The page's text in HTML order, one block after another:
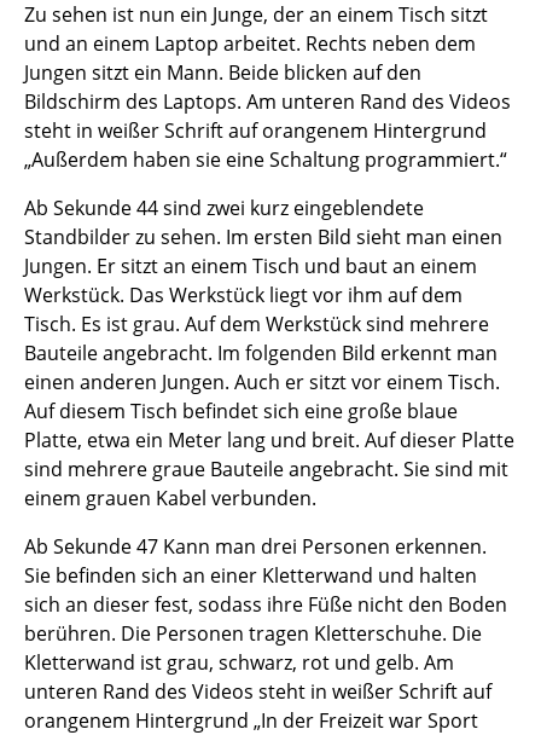
Zu sehen ist nun ein Junge, der an einem Tisch sitzt
und an einem Laptop arbeitet. Rechts neben dem
Jungen sitzt ein Mann. Beide blicken auf den
Bildschirm des Laptops. Am unteren Rand des Videos
steht in weißer Schrift auf orangenem Hintergrund
„Außerdem haben sie eine Schaltung programmiert.“
Ab Sekunde 44 sind zwei kurz eingeblendete
Standbilder zu sehen. Im ersten Bild sieht man einen
Jungen. Er sitzt an einem Tisch und baut an einem
Werkstück. Das Werkstück liegt vor ihm auf dem
Tisch. Es ist grau. Auf dem Werkstück sind mehrere
Bauteile angebracht. Im folgenden Bild erkennt man
einen anderen Jungen. Auch er sitzt vor einem Tisch.
Auf diesem Tisch befindet sich eine große blaue
Platte, etwa ein Meter lang und breit. Auf dieser Platte
sind mehrere graue Bauteile angebracht. Sie sind mit
einem grauen Kabel verbunden.
Ab Sekunde 47 Kann man drei Personen erkennen.
Sie befinden sich an einer Kletterwand und halten
sich an dieser fest, sodass ihre Füße nicht den Boden
berühren. Die Personen tragen Kletterschuhe. Die
Kletterwand ist grau, schwarz, rot und gelb. Am
unteren Rand des Videos steht in weißer Schrift auf
orangenem Hintergrund „In der Freizeit war Sport